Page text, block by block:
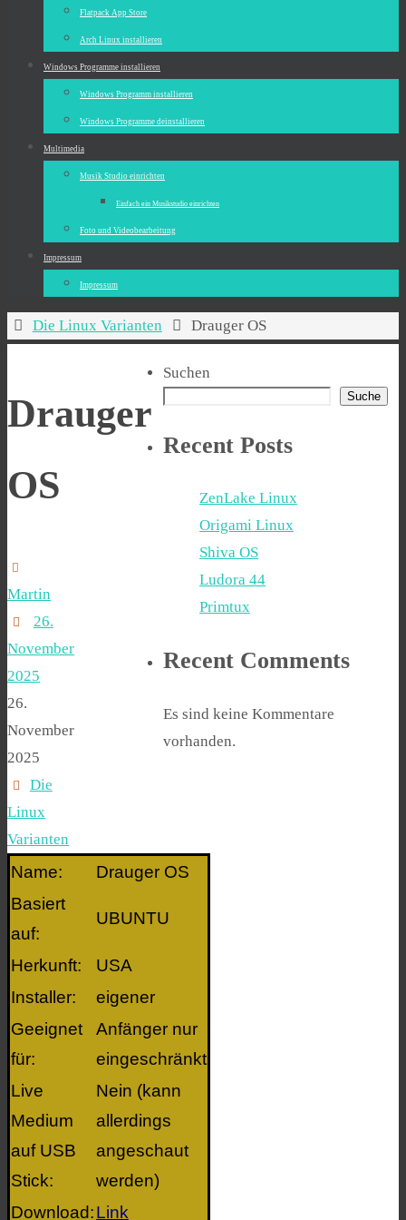
Flatpack App Store
Arch Linux installieren
Windows Programme installieren
Windows Programm installieren
Windows Programme deinstallieren
Multimedia
Musik Studio einrichten
Einfach ein Musikstudio einrichten
Foto und Videobearbeitung
Impressum
Impressum
StartDie Linux Varianten Drauger OS
Drauger
OS
Martin
26.
November
2025
26.
November
2025
Die
Linux
Varianten
Name:
Drauger OS
Basiert
auf:
UBUNTU
Herkunft:
USA
Installer:
eigener
Geeignet
für:
Anfänger nur
eingeschränkt
Live
Medium
auf USB
Stick:
Nein (kann
allerdings
angeschaut
werden)
Download:Link
Suchen
Suche
Recent Posts
ZenLake Linux
Origami Linux
Shiva OS
Ludora 44
Primtux
Recent Comments
Es sind keine Kommentare
vorhanden.